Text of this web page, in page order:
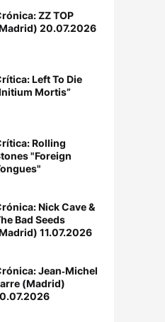
ZZ TOP
20.07.2026
Left To Die
Mortis”
Rolling
"Foreign
Nick Cave &
Bad Seeds
11.07.2026
Jean‐Michel
(Madrid)